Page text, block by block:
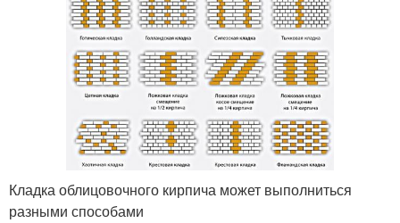
Кладка облицовочного кирпича может выполниться
разными способами